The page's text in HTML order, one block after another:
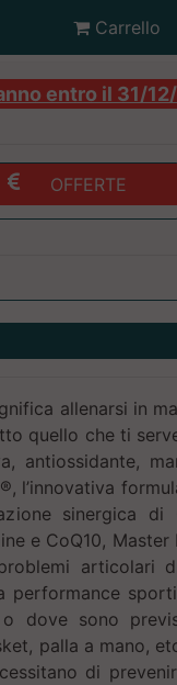
Carrello
entro il 31/
OFFERTE
allenarsi in
quello che ti
antiossidante,
l’innovativa
sinergica di
e CoQ10,
articolari
dove sono
palla a mano,
di